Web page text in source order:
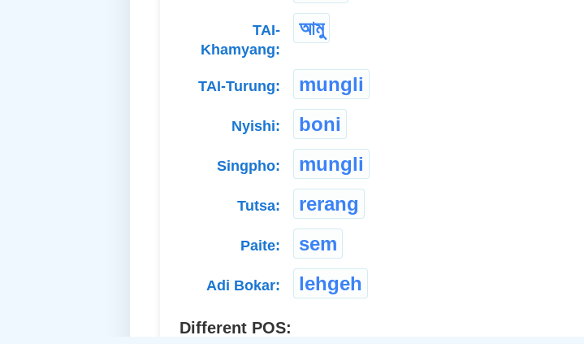
TAI-
Khamyang:
আমু
TAI-Turung: mungli
Nyishi: boni
Singpho: mungli
Tutsa: rerang
Paite: sem
Adi Bokar: lehgeh
Different POS: